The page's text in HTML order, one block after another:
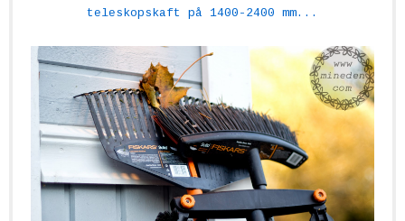
teleskopskaft på 1400-2400 mm...